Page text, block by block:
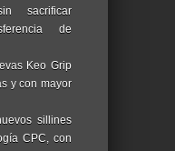
sacrificar
de
Keo Grip
y con mayor
sillines
CPC, con